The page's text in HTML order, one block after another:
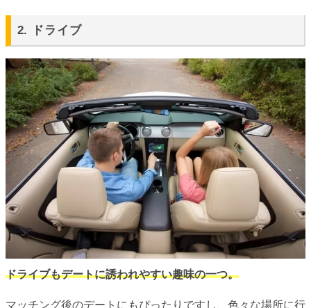
2. ドライブ
ドライブもデートに誘われやすい趣味の一つ。
マッチング後のデートにもぴったりですし、色々な場所に行